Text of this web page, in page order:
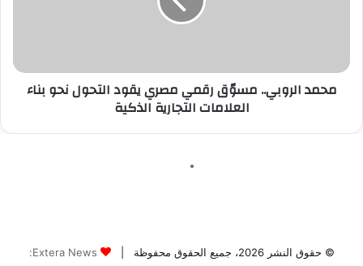
© حقوق النشر 2026، جميع الحقوق محفوظة | Extera News: